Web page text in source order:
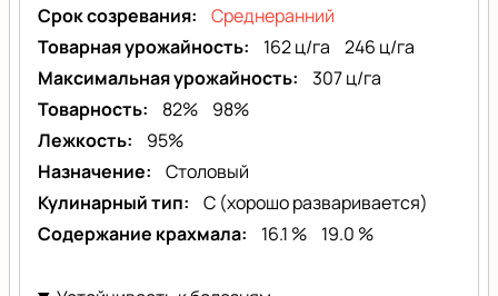
Срок созревания
Среднеранний
Товарная урожайность
162 ц/га
246 ц/га
Максимальная урожайность
307 ц/га
Товарность
82%
98%
Лежкость
95%
Назначение
Столовый
Кулинарный тип
С (хорошо разваривается)
Содержание крахмала
16.1 % 19.0 %